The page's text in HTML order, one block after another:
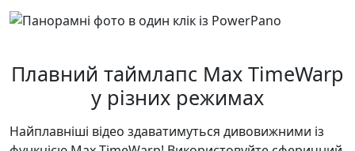
Плавний таймлапс Max TimeWarp
у різних режимах
Найплавніші відео здаватимуться дивовижними із